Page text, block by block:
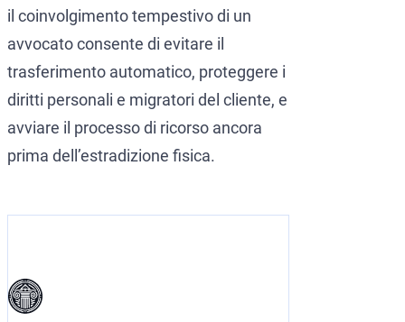
il coinvolgimento tempestivo di un
avvocato consente di evitare il
trasferimento automatico, proteggere i
diritti personali e migratori del cliente, e
avviare il processo di ricorso ancora
prima dell’estradizione fisica.